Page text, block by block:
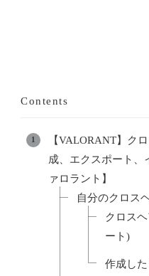
Contents
【VALORANT】ク
成、エクスポート、
ァロラント】
自分のクロス
クロス
ート)
作成し